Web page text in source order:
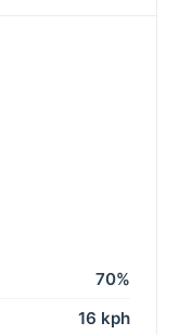
70%
16 kph